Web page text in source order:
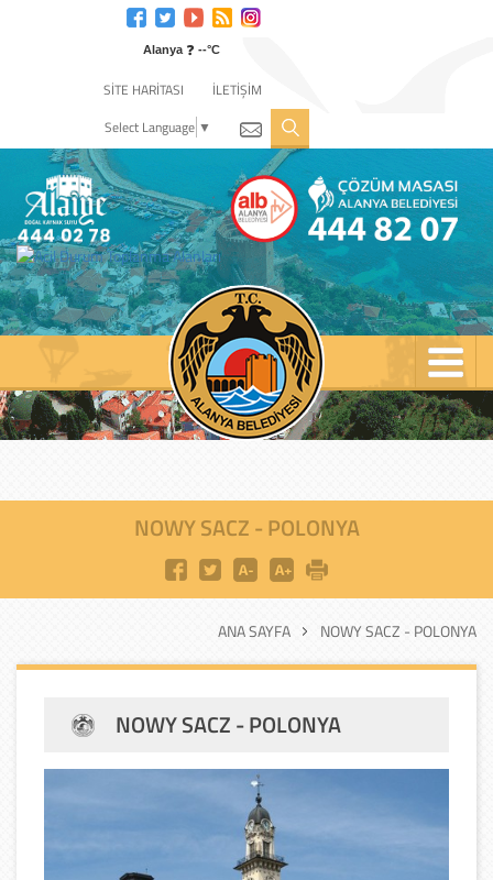
Alanya ❓ --°C
SİTE HARİTASI
İLETİŞİM
Select Language ▼
NOWY SACZ - POLONYA
ANA SAYFA NOWY SACZ - POLONYA
NOWY SACZ - POLONYA